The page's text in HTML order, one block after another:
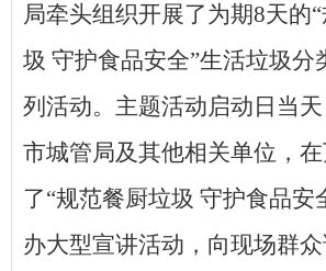
局牵头组织开展了为期8天的
圾 守护食品安全”生活垃圾分
列活动。主题活动启动日当天
市城管局及其他相关单位，
了“规范餐厨垃圾 守护食品安
办大型宣讲活动，向现场群